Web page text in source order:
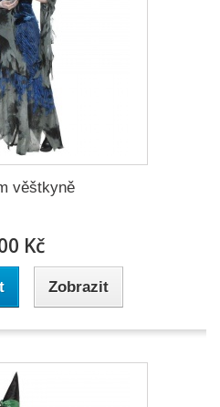
věštkyně
Kč
Zobrazit